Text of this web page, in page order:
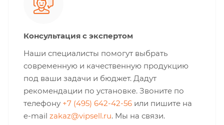
Консультация с экспертом
Наши специалисты помогут выбрать
современную и качественную продукцию
под ваши задачи и бюджет. Дадут
рекомендации по установке. Звоните по
телефону +7 (495) 642-42-56 или пишите на
e-mail zakaz@vipsell.ru. Мы на связи.